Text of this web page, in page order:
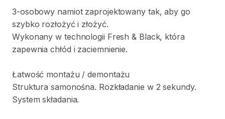
3-osobowy namiot zaprojektowany tak​,​ aby go
szybko rozłożyć i złożyć.
Wykonany w technologii Fresh & Black​,​ która
zapewnia chłód i zaciemnienie.
Łatwość montażu ​/​ demontażu
Struktura samonośna. Rozkładanie w 2 sekundy.
System składania.